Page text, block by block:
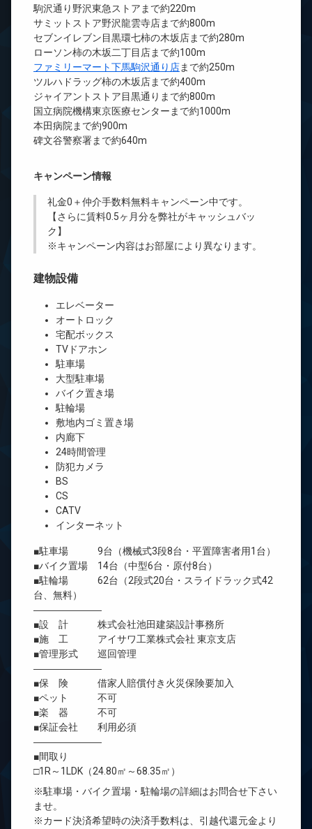
駒沢通り野沢東急ストアまで約220m
サミットストア野沢龍雲寺店まで約800m
セブンイレブン目黒環七柿の木坂店まで約280m
ローソン柿の木坂二丁目店まで約100m
ファミリーマート下馬駒沢通り店まで約250m
ツルハドラッグ柿の木坂店まで約400m
ジャイアントストア目黒通りまで約800m
国立病院機構東京医療センターまで約1000m
本田病院まで約900m
碑文谷警察署まで約640m
キャンペーン情報
礼金0 ＋仲介手数料無料キャンペーン中です。
【さらに賃料0.5ヶ月分を弊社がキャッシュバッ
ク】
※キャンペーン内容はお部屋により異なります。
建物設備
エレベーター
オートロック
宅配ボックス
TVドアホン
駐車場
大型駐車場
バイク置き場
駐輪場
敷地内ゴミ置き場
内廊下
24時間管理
防犯カメラ
BS
CS
CATV
インターネット
■駐車場 9台（機械式3段8台・平置障害者用1台）
■バイク置場 14台（中型6台・原付8台）
■駐輪場 62台（2段式20台・スライドラック式42
台、無料）
―――――――
■設 計 株式会社池田建築設計事務所
■施 工 アイサワ工業株式会社 東京支店
■管理形式 巡回管理
―――――――
■保 険 借家人賠償付き火災保険要加入
■ペット 不可
■楽 器 不可
■保証会社 利用必須
―――――――
■間取り
□1R～1LDK（24.80㎡～68.35㎡）
※駐車場・バイク置場・駐輪場の詳細はお問合せ下さい
ませ。
※カード決済希望時の決済手数料は、引越代還元金より